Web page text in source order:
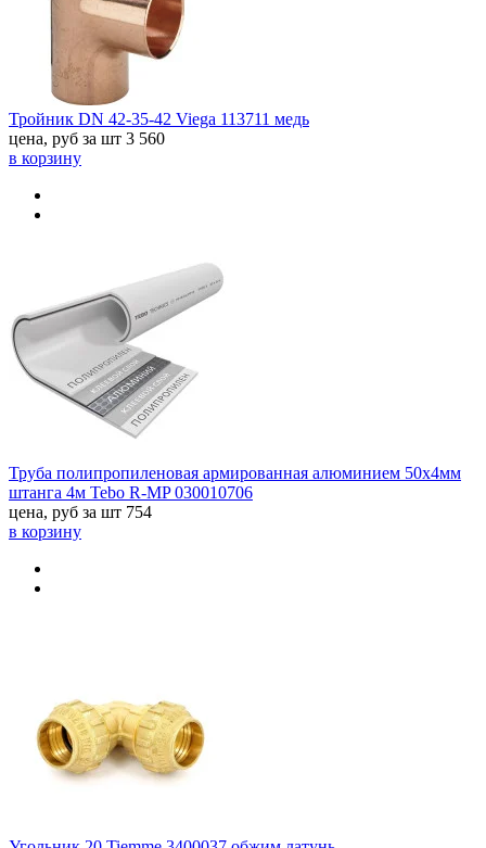
Тройник DN 42-35-42 Viega 113711 медь
цена, руб за шт 3 560
в корзину
Труба полипропиленовая армированная алюминием 50x4мм
штанга 4м Tebo R-MP 030010706
цена, руб за шт 754
в корзину